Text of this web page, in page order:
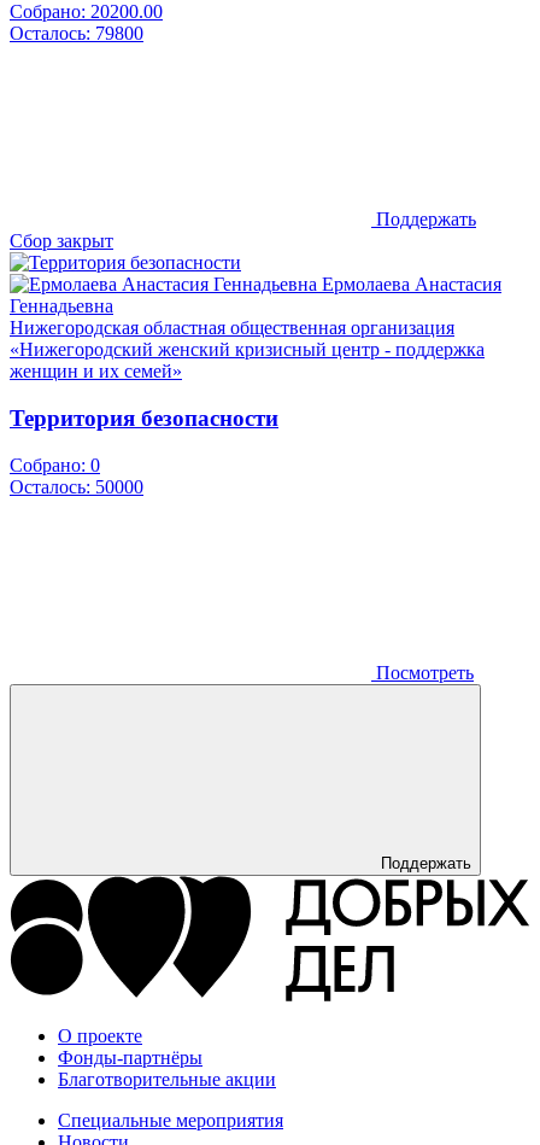
Собрано: 20200.00
Осталось: 79800
Поддержать
Сбор закрыт
Ермолаева Анастасия
Геннадьевна
Нижегородская областная общественная организация
«Нижегородский женский кризисный центр - поддержка
женщин и их семей»
Территория безопасности
Собрано: 0
Осталось: 50000
Посмотреть
Поддержать
О проекте
Фонды-партнёры
Благотворительные акции
Специальные мероприятия